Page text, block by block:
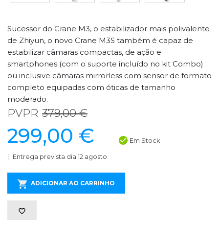
Sucessor do Crane M3, o estabilizador mais polivalente
de Zhiyun, o novo Crane M3S também é capaz de
estabilizar câmaras compactas, de ação e
smartphones (com o suporte incluído no kit Combo)
ou inclusive câmaras mirrorless com sensor de formato
completo equipadas com óticas de tamanho
moderado.
PVPR 379,00 €
299,00 € Em Stock
Entrega prevista dia 12 agosto
ADICIONAR AO CARRINHO